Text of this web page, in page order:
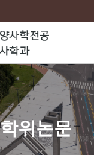
학위논문